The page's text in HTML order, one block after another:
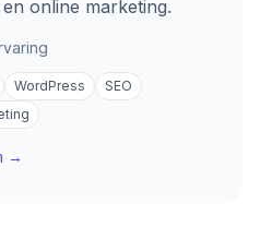
online marketing.
WordPress
SEO
→